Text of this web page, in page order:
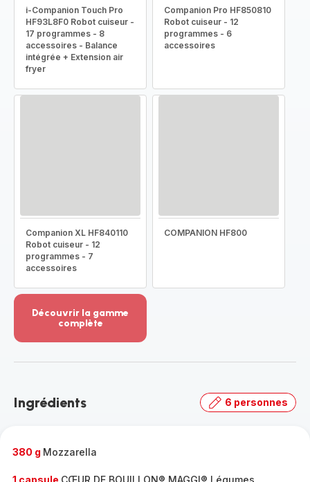
i-Companion Touch Pro
HF93L8F0 Robot cuiseur -
17 programmes - 8
accessoires - Balance
intégrée + Extension air
fryer
Companion Pro HF850810
Robot cuiseur - 12
programmes - 6
accessoires
Companion XL HF840110
Robot cuiseur - 12
programmes - 7
accessoires
COMPANION HF800
Découvrir la gamme
complète
-
gamme
Ingrédients 6 personnes
380 g Mozzarella
1 capsule CŒUR DE BOUILLON® MAGGI® Légumes